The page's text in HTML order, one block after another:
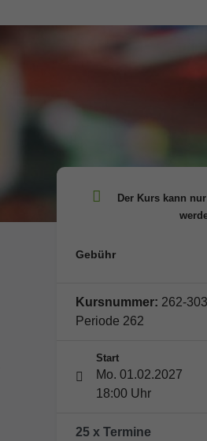
Gebühr
Kursnummer: 262-
Periode 262
Start
Mo. 01.02.2027
18:00 Uhr
25 x Termine